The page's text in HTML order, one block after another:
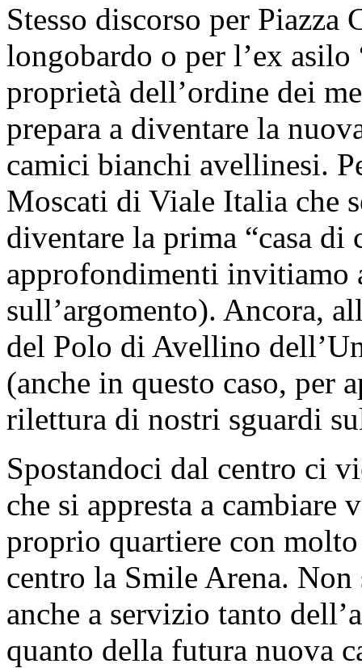
Stesso discorso per Piazza
longobardo o per l’ex
proprietà dell’ordine dei
prepara a diventare la
camici bianchi avellinesi.
Moscati di Viale Italia che
diventare la prima “casa
approfondimenti
sull’argomento). Ancora,
del Polo di Avellino
(anche in questo caso,
rilettura di nostri sguardi
Spostandoci dal centro ci
che si appresta a
proprio quartiere con
centro la Smile Arena.
anche a servizio tanto
quanto della futura nuova